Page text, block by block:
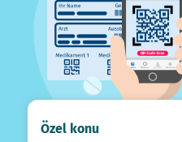
Özel konu